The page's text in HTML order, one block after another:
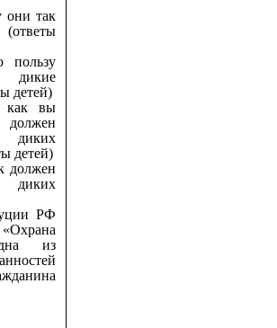
так
детей)
вы
должен
диких
детей)
должен
диких
РФ
из